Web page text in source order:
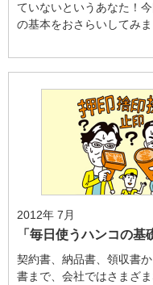
ていないというあなた！
の基本をおさらいしてみま
2012年 7月
「毎日使うハンコの基
契約書、納品書、領収書
書まで、会社ではさまざ